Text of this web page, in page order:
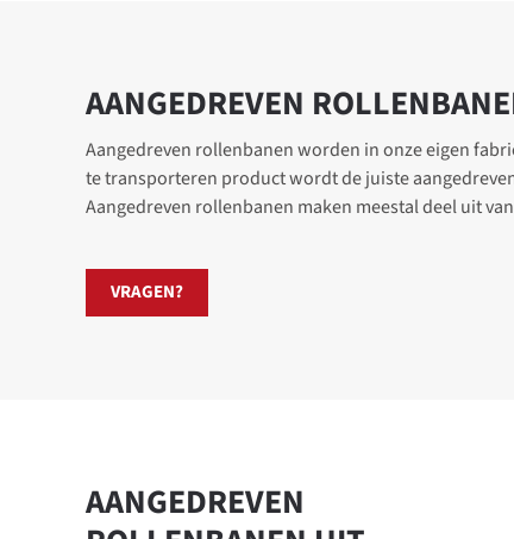
AANGEDREVEN
Aangedreven rollenbanen worden in onze eigen
te transporteren product wordt de juiste
Aangedreven rollenbanen maken meestal deel uit
maatvoering is derhalve belangrijk, uitgaande van
worden de aangedreven rollenbanen volledig op maat
VRAGEN?
AANGEDREVEN